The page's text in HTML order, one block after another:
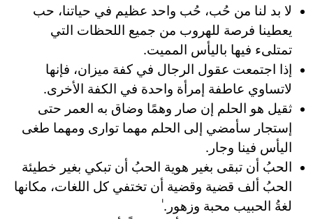
لا بد لنا من حُب، حُب واحد عظيم في حياتنا، حب
يعطينا فرصة للهروب من جميع اللحظات التي
تمتلىء فيها باليأس المميت.
إذا اجتمعت عقول الرجال في كفة ميزان، فإنها
لاتساوي عاطفة إمرأة واحدة في الكفة الأخرى.
ثقيل هو الحلم إن صار وهمًا وضاق به العمر حتى
إستجار سأمضي إلى الحلم مهما توارى ومهما طغى
اليأس فينا وجار.
الحبُ أن تبقى بغير هوية الحبُ أن تبكي بغير خطيئة
الحبُ ألف قضية وقضية أن تختفي كل اللغات، مكانها
لغةُ الحبيب محبة وزهور. ٰ